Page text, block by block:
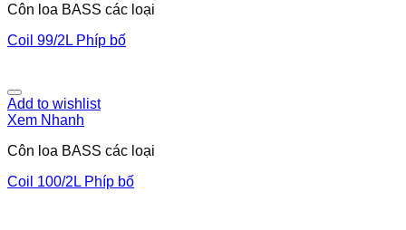
Côn loa BASS các loại
Coil 99/2L Phíp bố
Add to wishlist
Xem Nhanh
Côn loa BASS các loại
Coil 100/2L Phíp bố